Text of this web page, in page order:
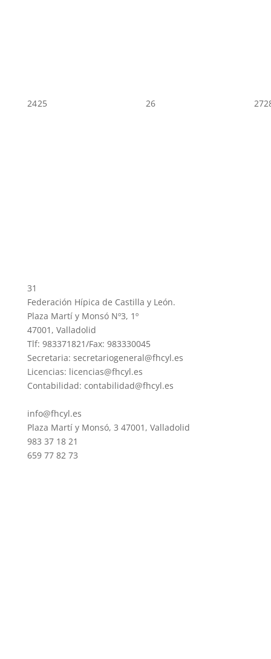
2425 26 27
31
Federación Hípica de Castilla y León.
Plaza Martí y Monsó Nº3, 1º
47001, Valladolid
Tlf: 983371821/Fax: 983330045
Secretaria: secretariogeneral@fhcyl.es
Licencias: licencias@fhcyl.es
Contabilidad: contabilidad@fhcyl.es
info@fhcyl.es
Plaza Martí y Monsó, 3 47001, Valladolid
983 37 18 21
659 77 82 73